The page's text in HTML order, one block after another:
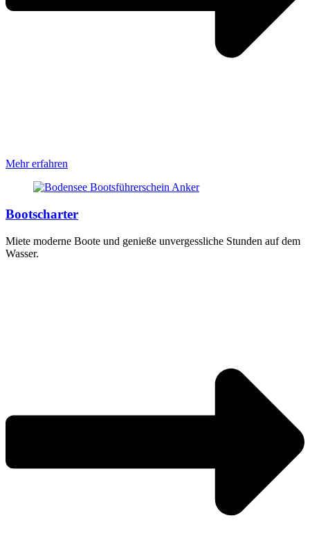
Mehr erfahren
Bootscharter
Miete moderne Boote und genieße unvergessliche Stunden auf dem
Wasser.